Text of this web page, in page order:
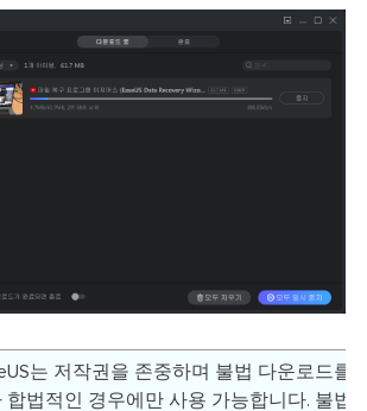
는 저작권을 존중하며 불법 다운로드를
합법적인 경우에만 사용 가능합니다. 불법